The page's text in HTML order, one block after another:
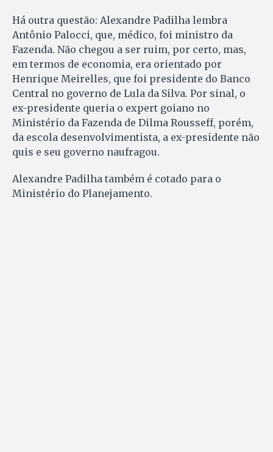
Há outra questão: Alexandre Padilha lembra
Antônio Palocci, que, médico, foi ministro da
Fazenda. Não chegou a ser ruim, por certo, mas,
em termos de economia, era orientado por
Henrique Meirelles, que foi presidente do Banco
Central no governo de Lula da Silva. Por sinal, o
ex-presidente queria o expert goiano no
Ministério da Fazenda de Dilma Rousseff, porém,
da escola desenvolvimentista, a ex-presidente não
quis e seu governo naufragou.
Alexandre Padilha também é cotado para o
Ministério do Planejamento.